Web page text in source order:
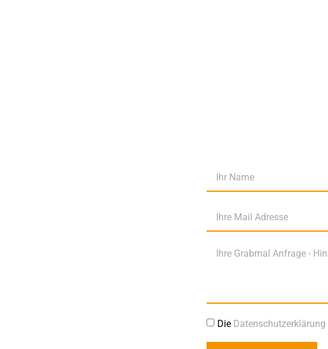
Die Datenschutzerklärung